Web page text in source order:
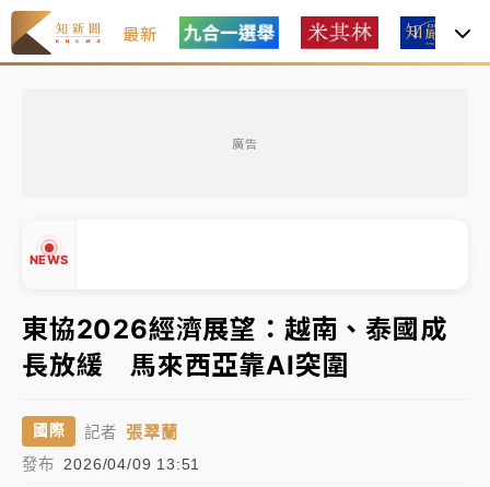
最新
廣告
NEWS
周末精選｜
面手法 郭台銘、蔡英文成關鍵
本周爆款短影音｜ 柯文哲帶電子手鐶拄拐杖現身／周玉
蔻蔡玉真開撕爆料
周末精選｜
跨境網購族注意！EZ Way若改由政府委
蔣萬安的建中同學！47歲法律學霸戰桃園 公開上任首
要3件事
▲
東協2026經濟展望：越南、泰國成
長放緩 馬來西亞靠AI突圍
國際 記者 張翠蘭
發布 2026/04/09 13:51